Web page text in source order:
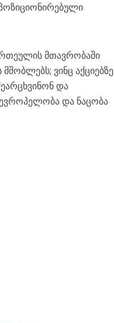
მთავრობაში
ვინც აქციებზე
და
და ნაცობა